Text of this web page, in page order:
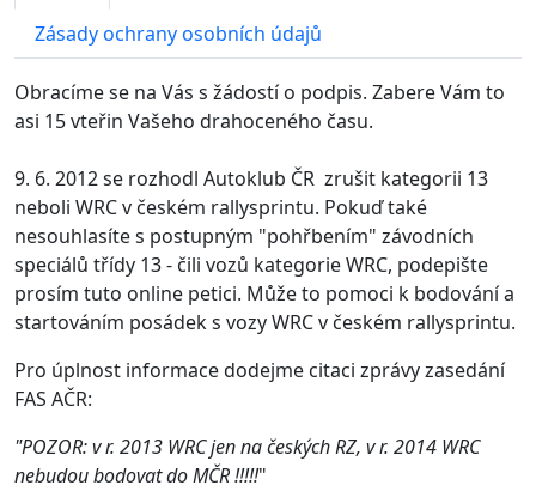
Zásady ochrany osobních údajů
Obracíme se na Vás s žádostí o podpis. Zabere Vám to
asi 15 vteřin Vašeho drahoceného času.
9. 6. 2012 se rozhodl Autoklub ČR zrušit kategorii 13
neboli WRC v českém rallysprintu. Pokuď také
nesouhlasíte s postupným "pohřbením" závodních
speciálů třídy 13 - čili vozů kategorie WRC, podepište
prosím tuto online petici. Může to pomoci k bodování a
startováním posádek s vozy WRC v českém rallysprintu.
Pro úplnost informace dodejme citaci zprávy zasedání
FAS AČR:
"POZOR: v r. 2013 WRC jen na českých RZ, v r. 2014 WRC
nebudou bodovat do MČR !!!!!"